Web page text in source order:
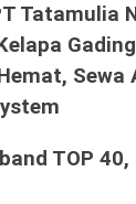
Tatamulia
Sewa
TOP 40,